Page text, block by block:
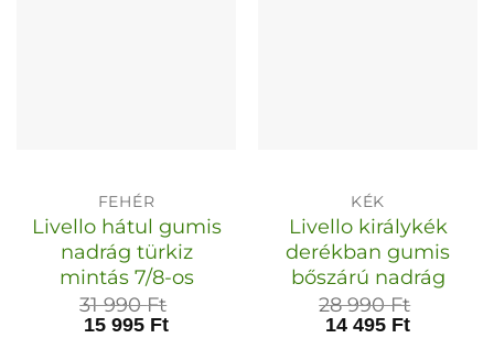
FEHÉR
Livello hátul gumis
nadrág türkiz
mintás 7/8-os
31 990Ft
15 995 Ft
KÉK
Livello királykék
derékban gumis
bőszárú nadrág
28 990Ft
14 495 Ft